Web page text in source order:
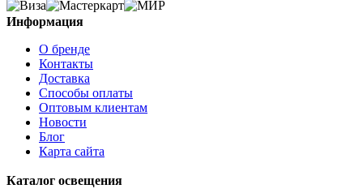
Информация
О бренде
Контакты
Доставка
Способы оплаты
Оптовым клиентам
Новости
Блог
Карта сайта
Каталог освещения